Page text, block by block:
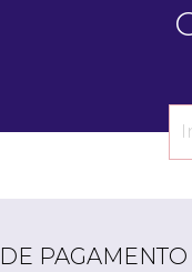
PAGAMENTO